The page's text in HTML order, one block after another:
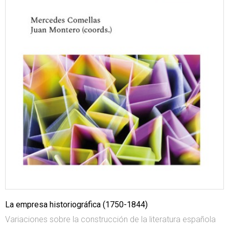
La empresa historiográfica (1750-1844)
Variaciones sobre la construcción de la literatura española